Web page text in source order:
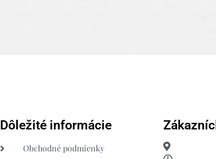
Dôležité informácie
Obchodné podmienky